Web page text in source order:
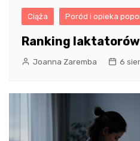
Ciąża Poród i opieka
Ranking
Joanna Zaremba 6